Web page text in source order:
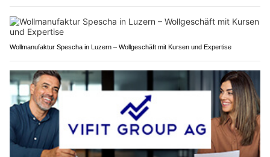
Wollmanufaktur Spescha in Luzern – Wollgeschäft mit Kursen und Expertise